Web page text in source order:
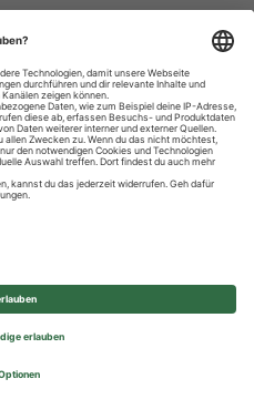
- All rights reserved